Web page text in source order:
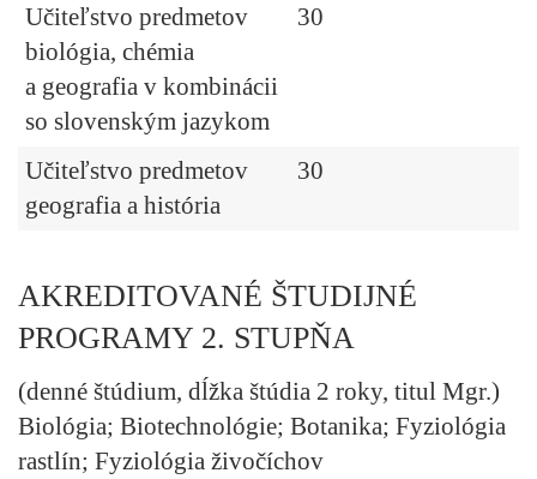
Učiteľstvo predmetov
biológia, chémia
a geografia v kombinácii
so slovenským jazykom
30
Učiteľstvo predmetov
geografia a história
30
AKREDITOVANÉ ŠTUDIJNÉ
PROGRAMY 2. STUPŇA
(denné štúdium, dĺžka štúdia 2 roky, titul Mgr.)
Biológia; Biotechnológie; Botanika; Fyziológia
rastlín; Fyziológia živočíchov